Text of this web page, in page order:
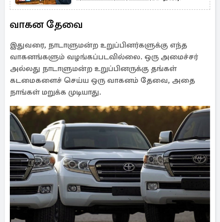
கைது
வாகன தேவை
இதுவரை, நாடாளுமன்ற உறுப்பினர்களுக்கு எந்த
வாகனங்களும் வழங்கப்படவில்லை. ஒரு அமைச்சர்
அல்லது நாடாளுமன்ற உறுப்பினருக்கு தங்கள்
கடமைகளைச் செய்ய ஒரு வாகனம் தேவை, அதை
நாங்கள் மறுக்க முடியாது.